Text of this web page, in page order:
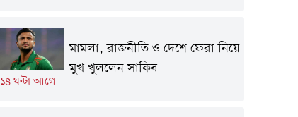
১৪ ঘন্টা আগে
মামলা, রাজনীতি ও দেশে ফেরা নিয়ে
মুখ খুললেন সাকিব